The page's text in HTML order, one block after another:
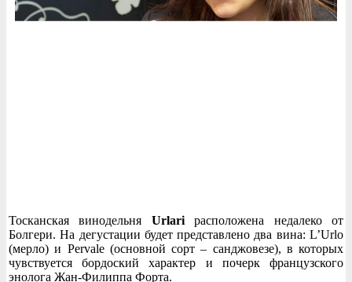
Тосканская винодельня Urlariрасположена недалеко от
Болгери. На дегустации будет представлено два вина: L’Urlo
(мерло) и Pervale (основной сорт – санджовезе), в которых
чувствуется бордоский характер и почерк французского
энолога Жан-Филиппа Форта.